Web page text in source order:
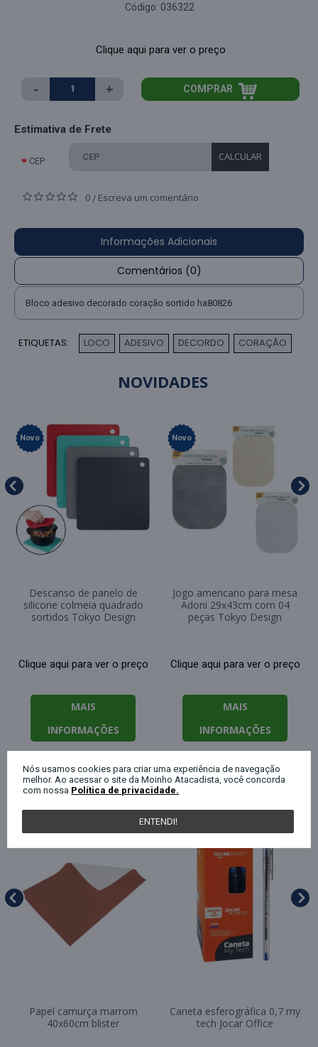
Código: 036322
Clique aqui para ver o preço
- + COMPRAR
Estimativa de Frete
CEP CALCULAR
0 / Escreva um comentário
Informações Adicionais
Comentários (0)
Bloco adesivo decorado coração sortido ha80826
ETIQUETAS: LOCO ADESIVO DECORDO CORAÇÃO
NOVIDADES
Novo
Descanso de panelo de
silicone colmeia quadrado
sortidos Tokyo Design
Clique aqui para ver o preço
MAIS
INFORMAÇÕES
Novo
Jogo americano para mesa
Adoni 29x43cm com 04
peças Tokyo Design
Clique aqui para ver o preço
MAIS
INFORMAÇÕES
QUEM COMPROU ESTE PRODUTO,
Papel camurça marrom
40x60cm blister
Caneta esferográfica 0,7 my
tech Jocar Office
Nós usamos cookies para criar uma experiência de navegação
melhor. Ao acessar o site da Moinho Atacadista, você concorda
com nossa Política de privacidade.
ENTENDI!